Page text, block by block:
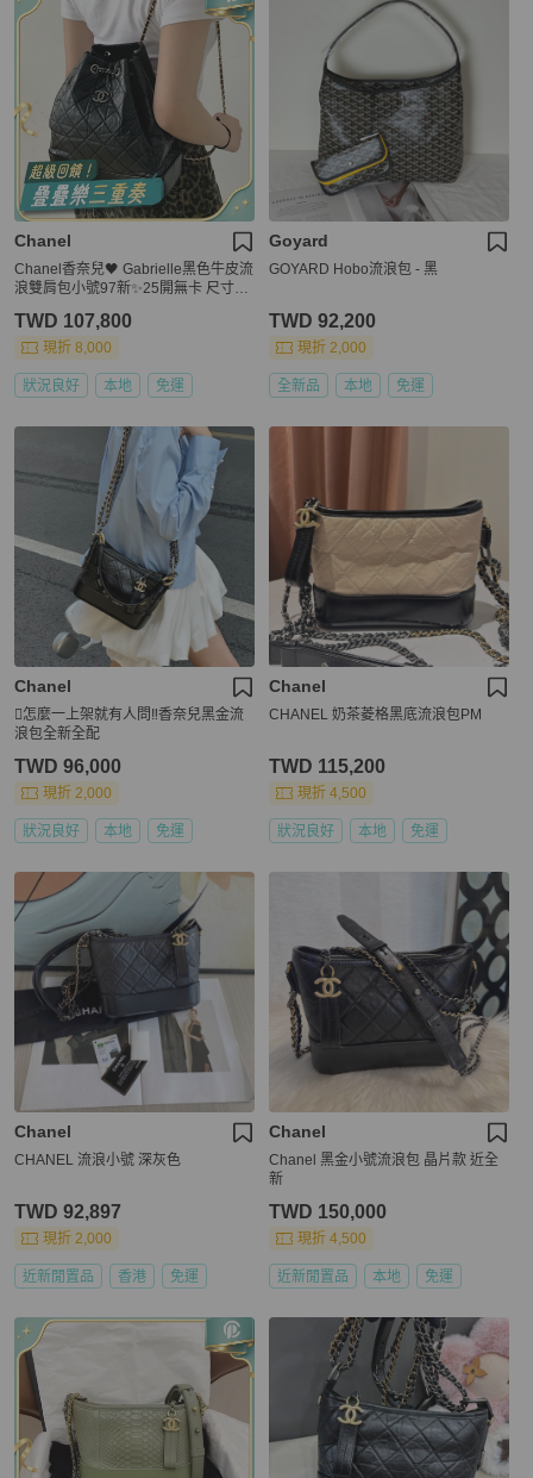
Chanel
Chanel香奈兒🖤 Gabrielle黑色牛皮流
浪雙肩包小號97新✨25開無卡 尺寸：
TWD 107,800
現折 8,000
狀況良好 本地 免運
Goyard
GOYARD Hobo流浪包 - 黑
TWD 92,200
現折 2,000
全新品 本地 免運
Chanel
🫪怎麼一上架就有人問‼️香奈兒黑金流
浪包全新全配
TWD 96,000
現折 2,000
狀況良好 本地 免運
Chanel
CHANEL 奶茶菱格黑底流浪包PM
TWD 115,200
現折 4,500
狀況良好 本地 免運
Chanel
CHANEL 流浪小號 深灰色
TWD 92,897
現折 2,000
近新閒置品 香港 免運
Chanel
Chanel 黑金小號流浪包 晶片款 近全
新
TWD 150,000
現折 4,500
近新閒置品 本地 免運